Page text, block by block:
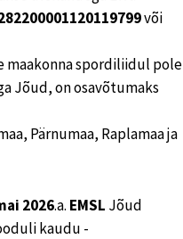
või
maakonna spordiliidul pole
Jõud, on osavõtumaks
Pärnumaa, Raplamaa ja
2026.a. EMSL Jõud
kaudu -